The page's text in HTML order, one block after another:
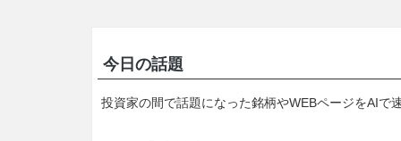
今日の話題
投資家の間で話題になった銘柄やWEBページをAIで